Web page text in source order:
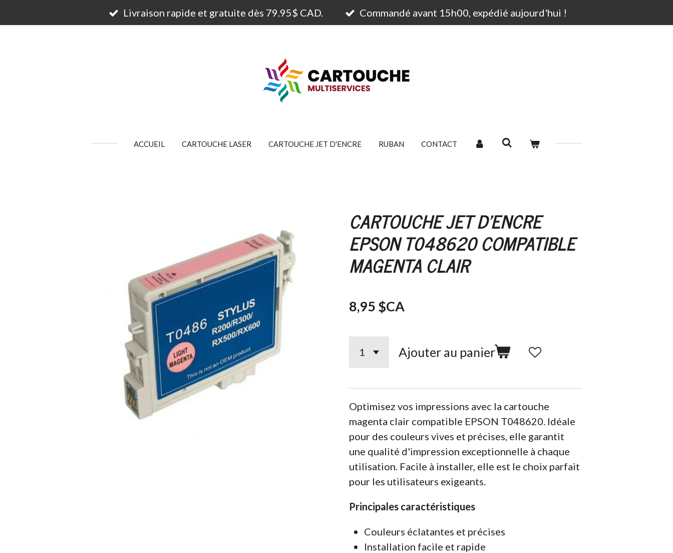
au
Livraison rapide et gratuite dès 79.95$ CAD. Commandé avant 15h00, expédié aujourd'hui !
ACCUEIL CARTOUCHE LASER CARTOUCHE JET D'ENCRE RUBAN CONTACT
CARTOUCHE JET D'ENCRE
EPSON T048620 COMPATIBLE
MAGENTA CLAIR
8,95 $CA
Ajouter au panier
Optimisez vos impressions avec la cartouche
magenta clair compatible EPSON T048620. Idéale
pour des couleurs vives et précises, elle garantit
une qualité d'impression exceptionnelle à chaque
utilisation. Facile à installer, elle est le choix parfait
pour les utilisateurs exigeants.
Principales caractéristiques
Couleurs éclatantes et précises
Installation facile et rapide